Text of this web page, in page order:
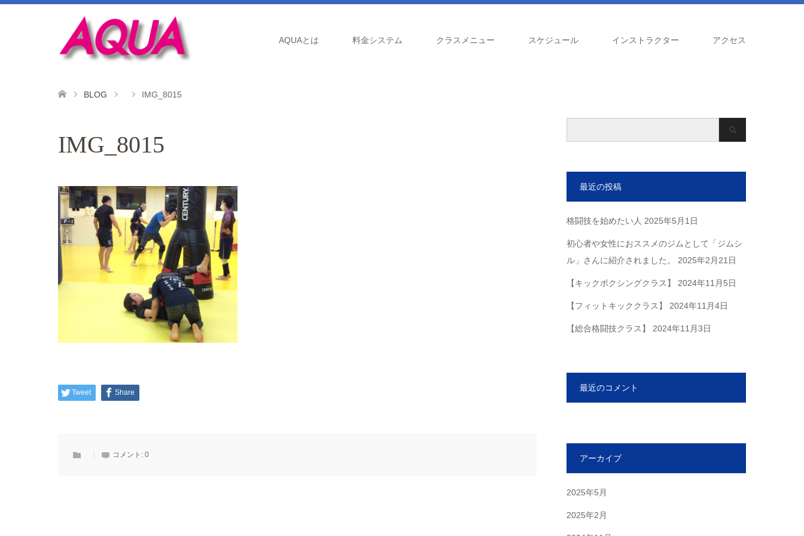
AQUAとは 料金システム クラスメニュー スケジュール インストラクター アクセス
BLOG IMG_8015
IMG_8015
Tweet Share
コメント: 0
最近の投稿
格闘技を始めたい人 2025年5月1日
初心者や女性におススメのジムとして「ジムシ
ル」さんに紹介されました。
2025年2月21日
【キックボクシングクラス】 2024年11月5日
【フィットキッククラス】 2024年11月4日
【総合格闘技クラス】 2024年11月3日
最近のコメント
アーカイブ
2025年5月
2025年2月